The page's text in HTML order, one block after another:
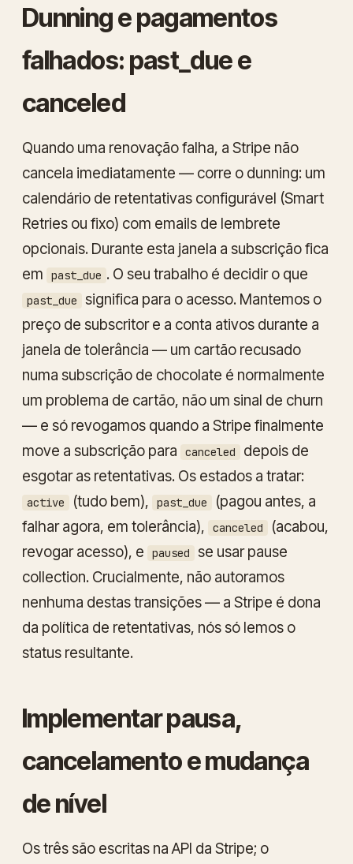
Dunning e pagamentos
falhados: past_due e
canceled
Quando uma renovação falha, a Stripe não
cancela imediatamente — corre o dunning: um
calendário de retentativas configurável (Smart
Retries ou fixo) com emails de lembrete
opcionais. Durante esta janela a subscrição fica
em
past_due . O seu trabalho é decidir o que
past_due
significa para o acesso. Mantemos o
preço de subscritor e a conta ativos durante a
janela de tolerância — um cartão recusado
numa subscrição de chocolate é normalmente
um problema de cartão, não um sinal de churn
— e só revogamos quando a Stripe finalmente
move a subscrição para
canceled
depois de
esgotar as retentativas. Os estados a tratar:
active (tudo bem), past_due
(pagou antes, a
falhar agora, em tolerância),
canceled
(acabou,
revogar acesso), e
paused
se usar pause
collection. Crucialmente, não autoramos
nenhuma destas transições — a Stripe é dona
da política de retentativas, nós só lemos o
status resultante.
Implementar pausa,
cancelamento e mudança
de nível
Os três são escritas na API da Stripe; o